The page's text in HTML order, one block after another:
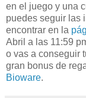
en el juego y una
puedes seguir las
encontrar en la
Abril a las 11:59
o vas a conseguir
gran bonus de
Bioware.